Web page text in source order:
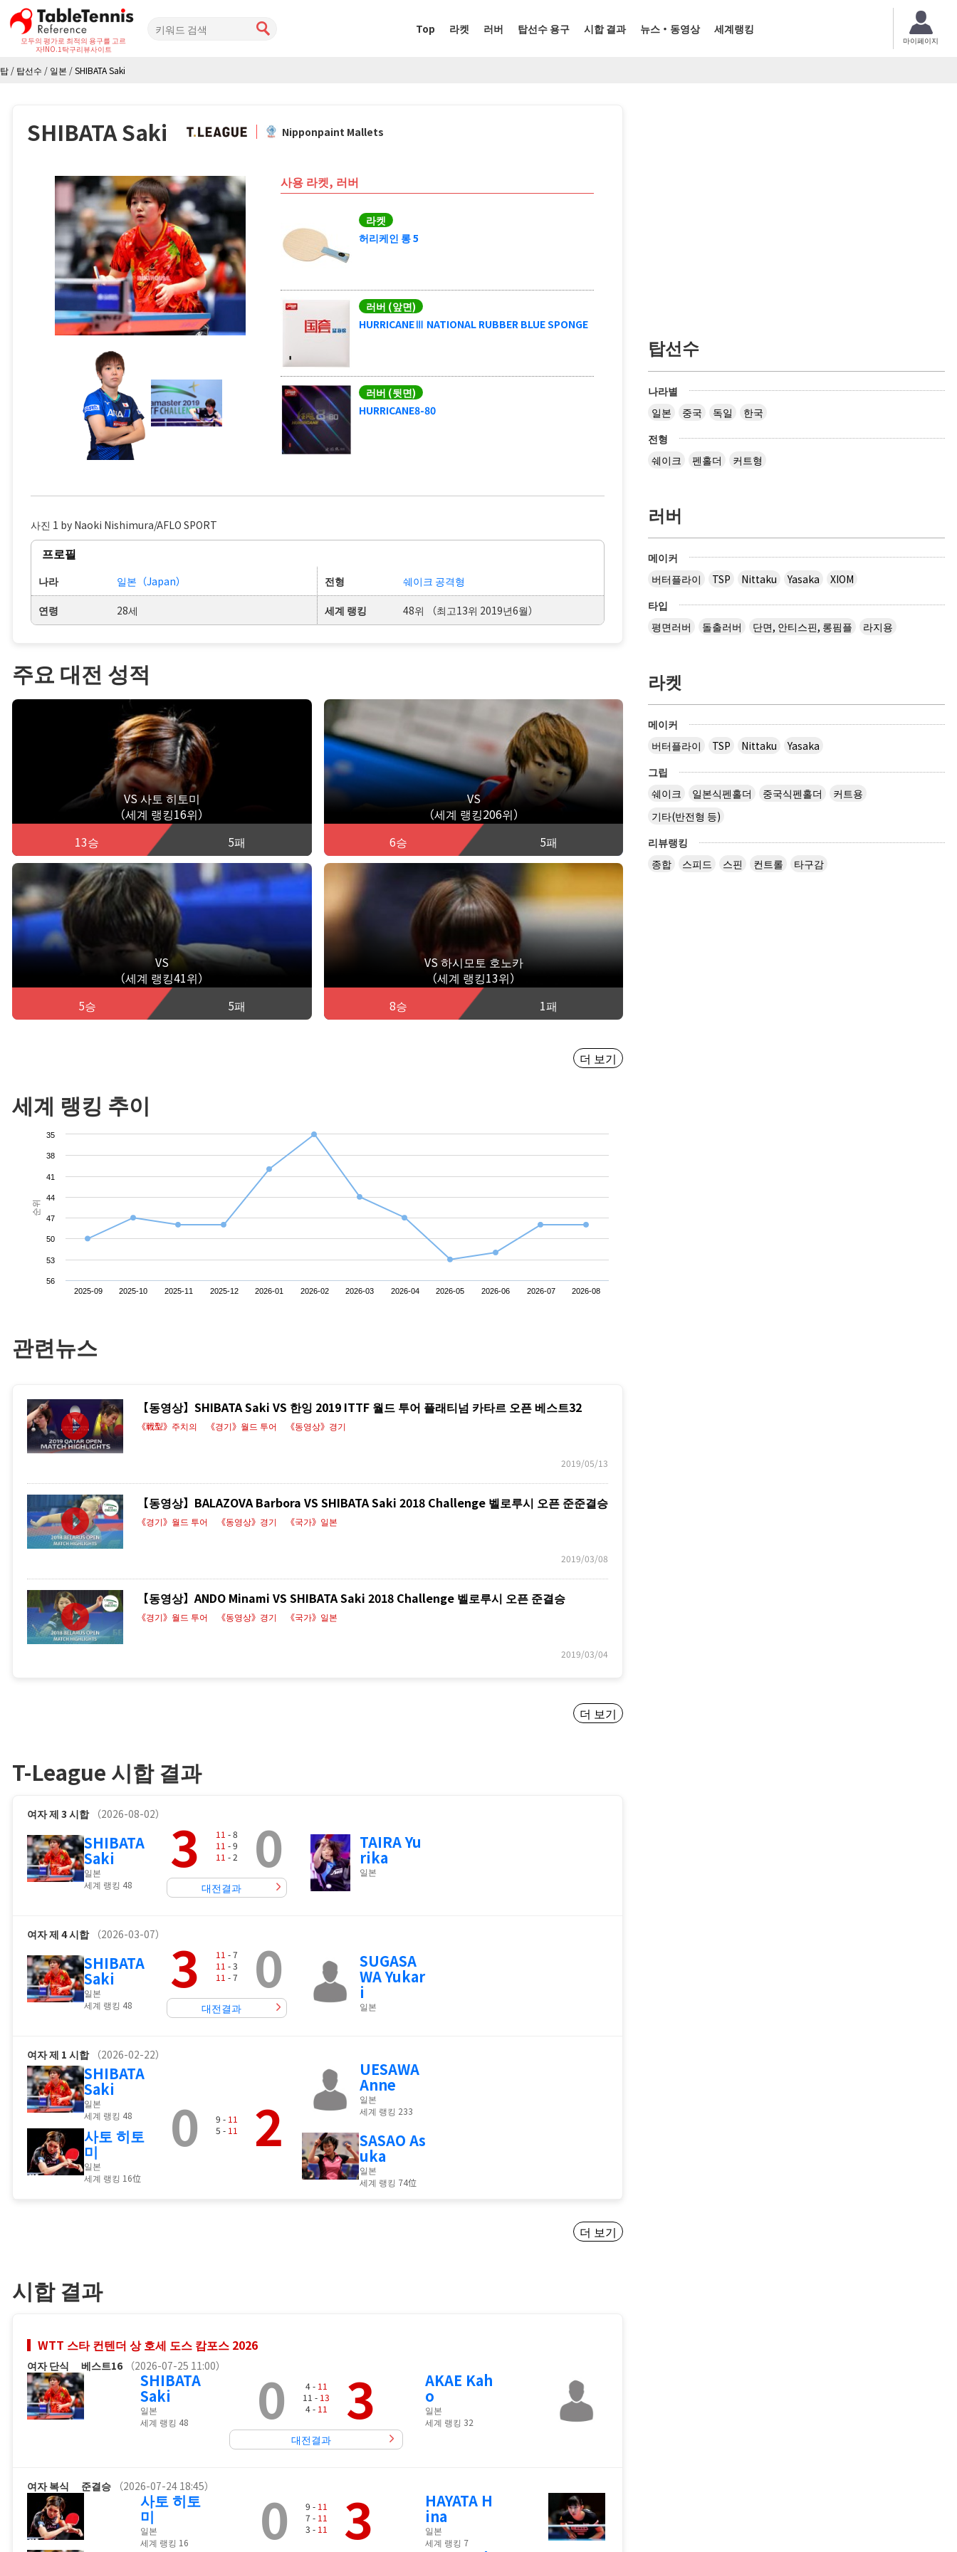
모두의 평가로 최적의 용구를 고르
자!NO.1탁구리뷰사이트
Top 라켓 러버 탑선수 용구 시합 결과 뉴스・동영상 세계랭킹
마이페이지
탑 / 탑선수 / 일본 /SHIBATA Saki
SHIBATA Saki Nipponpaint Mallets
사용 라켓, 러버
라켓
허리케인 롱 5
러버 (앞면)
HURRICANEⅢ NATIONAL RUBBER BLUE SPONGE
러버 (뒷면)
HURRICANE8-80
사진 1 by Naoki Nishimura/AFLO SPORT
프로필
나라 일본（Japan） 전형 쉐이크 공격형
연령 28세 세계 랭킹 48위 （최고13위 2019년6월）
주요 대전 성적
VS 사토 히토미
（세계 랭킹16위）
13승
5패
VS
（세계 랭킹206위）
6승
5패
VS
（세계 랭킹41위）
5승
5패
VS 하시모토 호노카
（세계 랭킹13위）
8승
1패
더 보기
세계 랭킹 추이
순위
2025-09 2025-10 2025-11 2025-12 2026-01 2026-02 2026-03 2026-04 2026-05 2026-06 2026-07 2026-08
35
38
41
44
47
50
53
56
관련뉴스
【동영상】SHIBATA Saki VS 한잉 2019 ITTF 월드 투어 플래티넘 카타르 오픈 베스트32
《戦型》주치의 《경기》월드 투어 《동영상》경기
2019/05/13
【동영상】BALAZOVA Barbora VS SHIBATA Saki 2018 Challenge 벨로루시 오픈 준준결승
《경기》월드 투어 《동영상》경기 《국가》일본
2019/03/08
【동영상】ANDO Minami VS SHIBATA Saki 2018 Challenge 벨로루시 오픈 준결승
《경기》월드 투어 《동영상》경기 《국가》일본
2019/03/04
더 보기
T-League 시합 결과
여자제 3 시합 （2026-08-02）
SHIBATA
Saki
일본
세계 랭킹 48
3 11 - 8
11 - 9
11 - 2 0
대전결과
TAIRA Yu
rika
일본
여자제 4 시합 （2026-03-07）
SHIBATA
Saki
일본
세계 랭킹 48
3 11 - 7
11 - 3
11 - 7 0
대전결과
SUGASA
WA Yukar
i
일본
여자제 1 시합 （2026-02-22）
SHIBATA
Saki
일본
세계 랭킹 48
사토 히토
미
일본
세계 랭킹 16位
0 9 - 11
5 - 11 2
UESAWA
Anne
일본
세계 랭킹 233
SASAO As
uka
일본
세계 랭킹 74位
더 보기
시합 결과
WTT 스타 컨텐더 상 호세 도스 캄포스 2026
여자 단식 베스트16 （2026-07-25 11:00）
SHIBATA
Saki
일본
세계 랭킹 48
0 4 - 11
11 - 13
4 - 11 3
대전결과
AKAE Kah
o
일본
세계 랭킹 32
여자 복식 준결승 （2026-07-24 18:45）
사토 히토
미
일본
세계 랭킹 16
0 9 - 11
7 - 11
3 - 11 3 HAYATA H
ina
일본
세계 랭킹 7
탑선수
나라별
일본
중국 독일
한국
전형
쉐이크
펜홀더 커트형
러버
메이커
버터플라이
TSP Nittaku Yasaka
XIOM
타입
평면러버
돌출러버 단면, 안티스핀, 롱핌플 라지용
라켓
메이커
버터플라이
TSP Nittaku
Yasaka
그립
쉐이크
일본식펜홀더 중국식펜홀더
커트용
기타(반전형 등)
리뷰랭킹
종합
스피드 스핀 컨트롤 타구감